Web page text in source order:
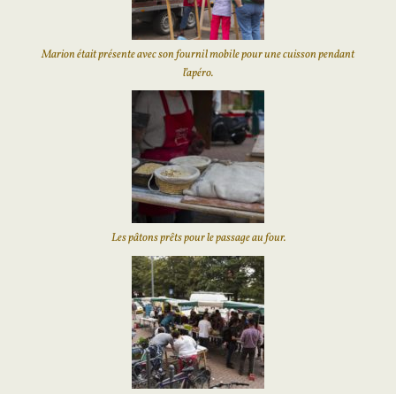
Marion était présente avec son fournil mobile pour une cuisson pendant
l’apéro.
Les pâtons prêts pour le passage au four.